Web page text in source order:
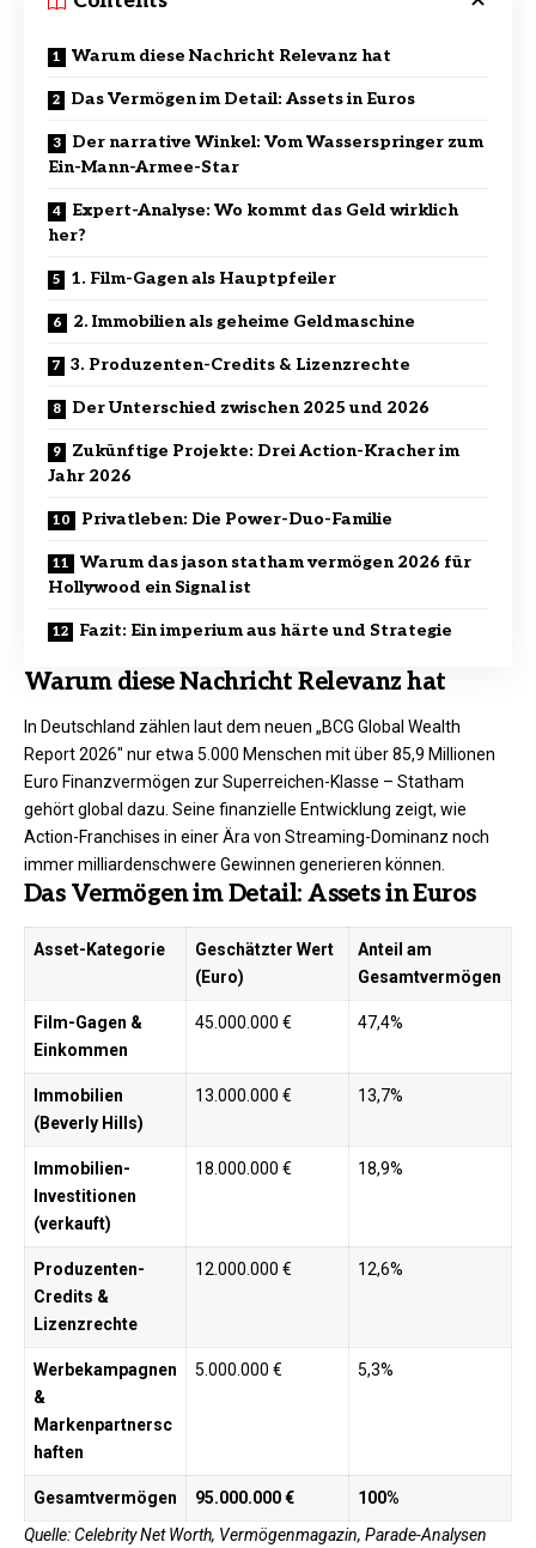
Warum diese Nachricht Relevanz hat
Das Vermögen im Detail: Assets in Euros
Der narrative Winkel: Vom Wasserspringer zum
Ein-Mann-Armee-Star
Expert-Analyse: Wo kommt das Geld wirklich
her?
1. Film-Gagen als Hauptpfeiler
2. Immobilien als geheime Geldmaschine
3. Produzenten-Credits & Lizenzrechte
Der Unterschied zwischen 2025 und 2026
Zukünftige Projekte: Drei Action-Kracher im
Jahr 2026
Privatleben: Die Power-Duo-Familie
Warum das jason statham vermögen 2026 für
Hollywood ein Signal ist
Fazit: Ein imperium aus härte und Strategie
Warum diese Nachricht Relevanz hat
In Deutschland zählen laut dem neuen „BCG Global Wealth
Report 2026″ nur etwa 5.000 Menschen mit über 85,9 Millionen
Euro Finanzvermögen zur Superreichen-Klasse – Statham
gehört global dazu. Seine finanzielle Entwicklung zeigt, wie
Action-Franchises in einer Ära von Streaming-Dominanz noch
immer milliardenschwere Gewinnen generieren können.
Das Vermögen im Detail: Assets in Euros
Asset-Kategorie
Geschätzter Wert
(Euro)
Anteil am
Gesamtvermögen
Film-Gagen &
Einkommen
45.000.000 € 47,4%
Immobilien
(Beverly Hills)
13.000.000 € 13,7%
Immobilien-
Investitionen
(verkauft)
18.000.000 € 18,9%
Produzenten-
Credits &
Lizenzrechte
12.000.000 € 12,6%
Werbekampagnen
&
Markenpartnersc
haften
5.000.000 € 5,3%
Gesamtvermögen 95.000.000 €
100%
Quelle: Celebrity Net Worth, Vermögenmagazin, Parade-Analysen